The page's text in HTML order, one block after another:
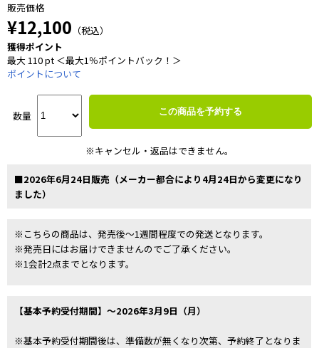
販売価格
¥12,100 （税込）
獲得ポイント
最大 110 pt ＜最大1％ポイントバック！＞
ポイントについて
数量 この商品を予約する
※キャンセル・返品はできません。
■2026年6月24日販売（メーカー都合により4月24日から変更になり
ました）
※こちらの商品は、発売後～1週間程度での発送となります。
※発売日にはお届けできませんのでご了承ください。
※1会計2点までとなります。
【基本予約受付期間】～2026年3月9日（月）
※基本予約受付期間後は、準備数が無くなり次第、予約終了となりま